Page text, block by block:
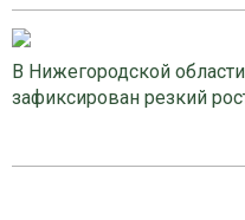
В Нижегородской
зафиксирован резкий